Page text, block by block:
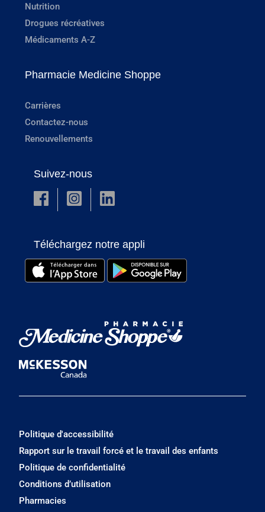
Nutrition
Drogues récréatives
Médicaments A-Z
Pharmacie Medicine Shoppe
Carrières
Contactez-nous
Renouvellements
Suivez-nous
Téléchargez notre appli
Politique d'accessibilité
Rapport sur le travail forcé et le travail des enfants
Politique de confidentialité
Conditions d’utilisation
Pharmacies